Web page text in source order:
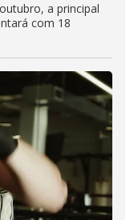
a principal
com 18